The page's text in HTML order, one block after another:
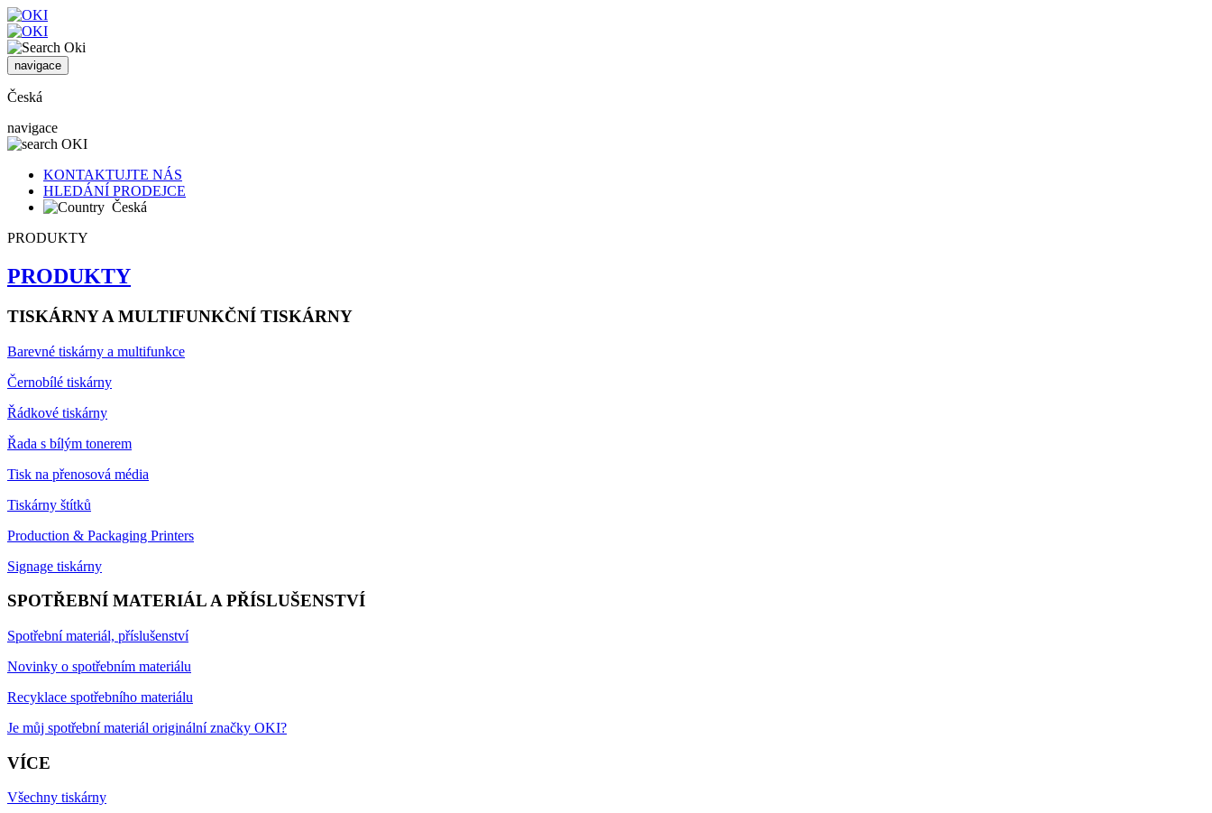
navigace
Česká
navigace
KONTAKTUJTE NÁS
HLEDÁNÍ PRODEJCE
Česká
PRODUKTY
PRODUKTY
TISKÁRNY A MULTIFUNKČNÍ TISKÁRNY
Barevné tiskárny a multifunkce
Černobílé tiskárny
Řádkové tiskárny
Řada s bílým tonerem
Tisk na přenosová média
Tiskárny štítků
Production & Packaging Printers
Signage tiskárny
SPOTŘEBNÍ MATERIÁL A PŘÍSLUŠENSTVÍ
Spotřební materiál, příslušenství
Novinky o spotřebním materiálu
Recyklace spotřebního materiálu
Je můj spotřební materiál originální značky OKI?
VÍCE
Všechny tiskárny